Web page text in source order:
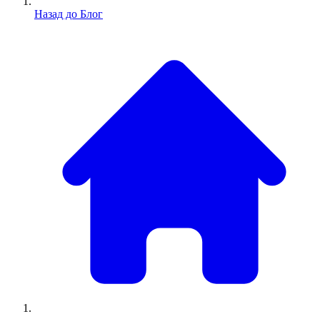
Назад до Блог